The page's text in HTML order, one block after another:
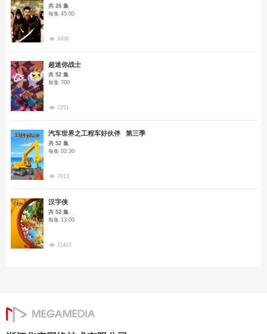
共 26 集
每集 45:00
9496
超迷你战士
共 52 集
每集 700
2251
汽车世界之工程车好伙伴 第三季
共 52 集
每集 03:30
7813
汉字侠
共 52 集
每集 13:00
11403